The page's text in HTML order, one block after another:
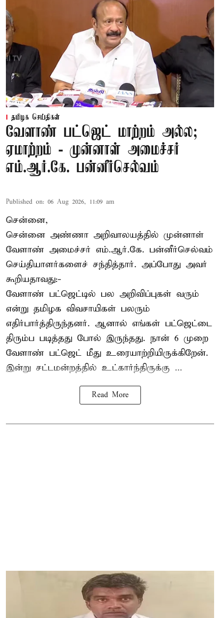
தமிழக செய்திகள்
வேளாண் பட்ஜெட் மாற்றம் அல்ல;
ஏமாற்றம் - முன்னாள் அமைச்சர்
எம்.ஆர்.கே. பன்னீர்செல்வம்
Published on: 06 Aug 2026, 11:09 am
சென்னை,
சென்னை அண்ணா அறிவாலயத்தில் முன்னாள்
வேளாண் அமைச்சர் எம்.ஆர்.கே. பன்னீர்செல்வம்
செய்தியாளர்களைச் சந்தித்தார். அப்போது அவர்
கூறியதாவது:-
வேளாண் பட்ஜெட்டில் பல அறிவிப்புகள் வரும்
என்று தமிழக விவசாயிகள் பலரும்
எதிர்பார்த்திருந்தனர். ஆனால் எங்கள் பட்ஜெட்டை
திரும்ப படித்தது போல் இருந்தது. நான் 6 முறை
வேளாண் பட்ஜெட் மீது உரையாற்றியிருக்கிறேன்.
இன்று சட்டமன்றத்தில் உட்கார்ந்திருக்கு ...
Read More